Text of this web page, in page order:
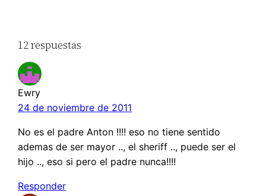
12 respuestas
Ewry
24 de noviembre de 2011
No es el padre Anton !!!! eso no tiene sentido
ademas de ser mayor .., el sheriff .., puede ser el
hijo .., eso si pero el padre nunca!!!!
Responder